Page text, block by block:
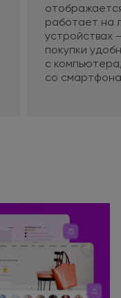
работает на
устройствах
покупки
с
со смартфона